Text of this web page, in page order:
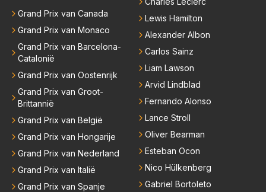
Grand Prix van Canada
Grand Prix van Monaco
Grand Prix van Barcelona-
Catalonië
Grand Prix van Oostenrijk
Grand Prix van Groot-
Brittannië
Grand Prix van België
Grand Prix van Hongarije
Grand Prix van Nederland
Grand Prix van Italië
Grand Prix van Spanje
Lewis Hamilton
Alexander Albon
Carlos Sainz
Liam Lawson
Arvid Lindblad
Fernando Alonso
Lance Stroll
Oliver Bearman
Esteban Ocon
Nico Hülkenberg
Gabriel Bortoleto